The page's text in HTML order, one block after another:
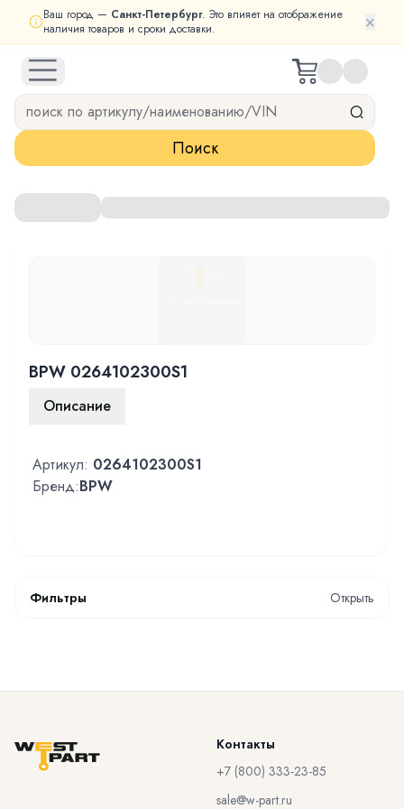
Ваш город — Санкт-Петербург. Это влияет на отображение
наличия товаров и сроки доставки.
×
open navigation menu
Поиск
BPW 0264102300S1
Описание
Артикул: 0264102300S1
Бренд:BPW
Фильтры Открыть
Контакты
+7 (800) 333-23-85
sale@w-part.ru